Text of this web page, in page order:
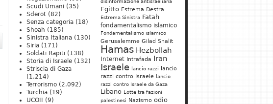
disinformazione antisraeliana
Egitto Estrema Destra
Estrema Sinistra Fatah
fondamentalismo islamico
Fondamentalismo islamico
Gerusalemme Gilad Shalit
Hamas Hezbollah
Internet Intrafada Iran
Israele lancio razzi
lancio
razzi contro Israele lancio
razzi contro Israele da Gaza
Libano Lotte tra fazioni
palestinesi Nazismo odio
Scudi Umani (35)
Sderot (82)
Senza categoria (18)
Shoah (185)
Sinistra Italiana (130)
Siria (171)
Soldati Rapiti (138)
Storia di Israele (132)
Striscia di Gaza
(1.214)
Terrorismo (2.092)
Turchia (19)
UCOII
(9)